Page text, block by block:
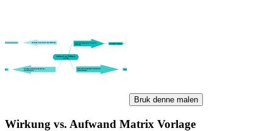
Bruk denne malen
Wirkung vs. Aufwand Matrix Vorlage